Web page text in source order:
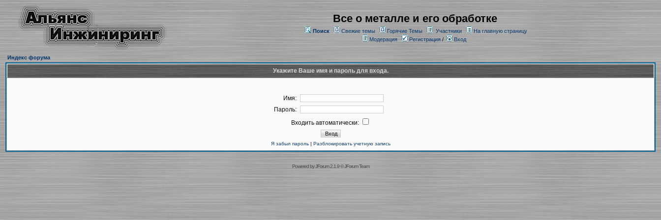
Все о металле и его обработке
Поиск Свежие темы Горячие Темы Участники
На главную страницу
Модерация
Регистрация/ Вход
Индекс форума
Укажите Ваше имя и пароль для входа.
Имя:
Пароль:
Входить автоматически:
Я забыл пароль| Разблокировать учетную запись
Powered byJForum 2.1.9©JForum Team